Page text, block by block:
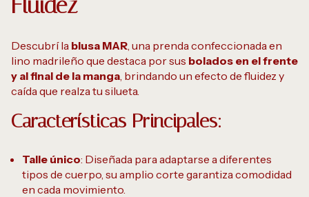
Fluidez
Descubrí la blusa MAR , una prenda confeccionada en
lino madrileño que destaca por sus bolados en el frente
y al final de la manga , brindando un efecto de fluidez y
caída que realza tu silueta.
Características Principales:
Talle único: Diseñada para adaptarse a diferentes
tipos de cuerpo, su amplio corte garantiza comodidad
en cada movimiento.